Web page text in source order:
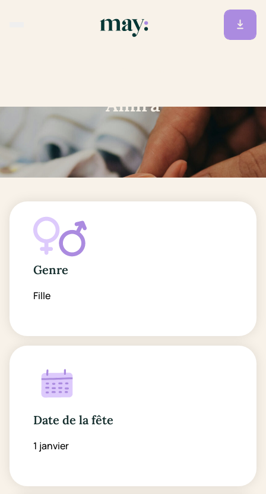
Amira
Genre
Fille
Date de la fête
1 janvier